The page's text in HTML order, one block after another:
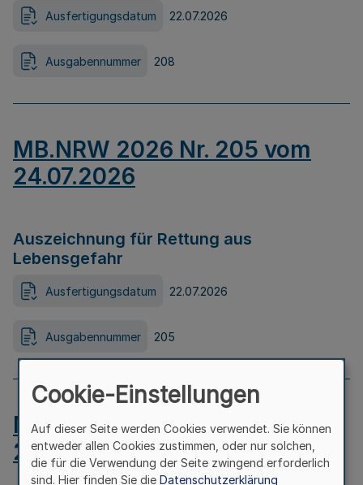
Ausfertigungsdatum 22.07.2026
Ausgabennummer 208
MB.NRW 2026 Nr. 205 vom
24.07.2026
Auszeichnung für Rettung aus
Lebensgefahr
Ausfertigungsdatum 22.07.2026
Ausgabennummer 205
MB.NRW 2026 Nr. 204 vom
24.07.2026
Cookie-Einstellungen
Auf dieser Seite werden Cookies verwendet. Sie können
entweder allen Cookies zustimmen, oder nur solchen,
die für die Verwendung der Seite zwingend erforderlich
sind. Hier finden Sie die Datenschutzerklärung